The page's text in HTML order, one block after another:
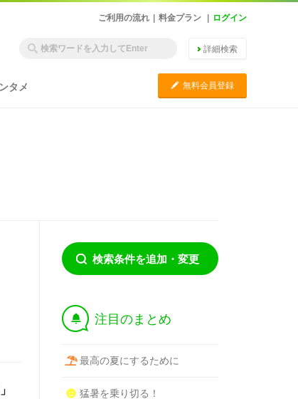
ご利用の流れ 料金プラン ログイン
詳細検索
タメ C 無料会員登録
検索条件を追加・変更
† 注目のまとめ
最高の夏にするために
猛暑を乗り切る！